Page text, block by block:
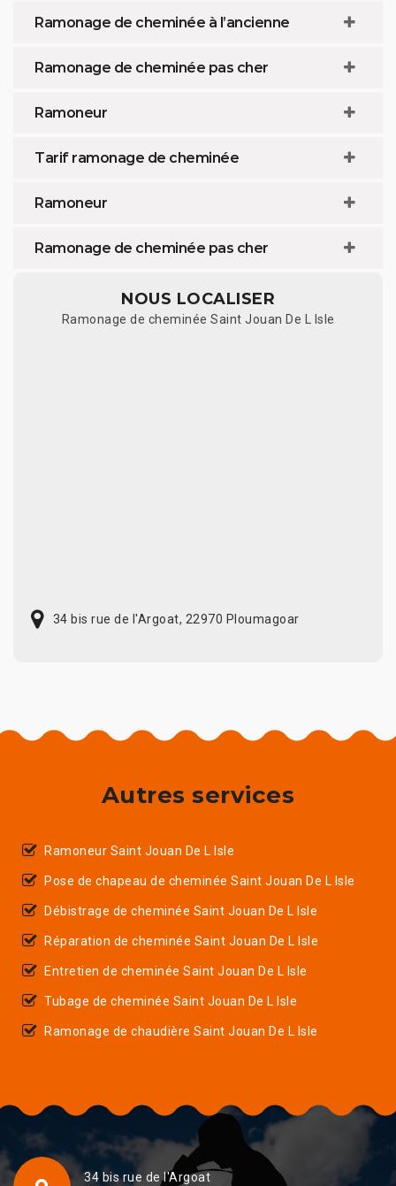
Ramonage de cheminée à l’ancienne
Ramonage de cheminée pas cher
Ramoneur
Tarif ramonage de cheminée
Ramoneur
Ramonage de cheminée pas cher
NOUS LOCALISER
Ramonage de cheminée Saint Jouan De L Isle
34 bis rue de l'Argoat, 22970 Ploumagoar
Autres services
Ramoneur Saint Jouan De L Isle
Pose de chapeau de cheminée Saint Jouan De L Isle
Débistrage de cheminée Saint Jouan De L Isle
Réparation de cheminée Saint Jouan De L Isle
Entretien de cheminée Saint Jouan De L Isle
Tubage de cheminée Saint Jouan De L Isle
Ramonage de chaudière Saint Jouan De L Isle
34 bis rue de l'Argoat